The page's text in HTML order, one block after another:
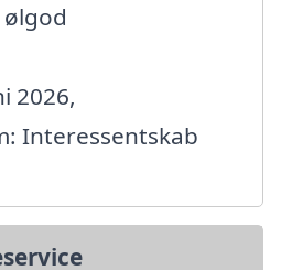
ølgod
2026,
Interessentskab